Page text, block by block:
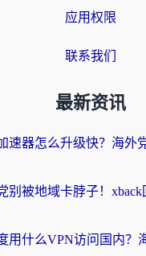
应用权限
联系我们
最新资讯